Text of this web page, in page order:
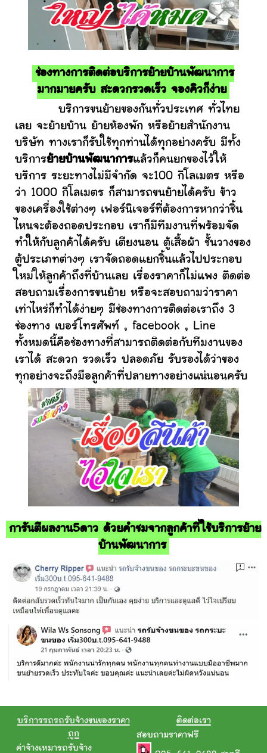
ช่องทางการติดต่อบริการย้ายบ้านพัฒนาการ
มากมายครับ สะดวกรวดเร็ว จองคิวก็ง่าย
บริการขนย้ายของกันทั่วประเทศ ทั่วไทย
เลย จะย้ายบ้าน ย้ายห้องพัก หรือย้ายสำนักงาน
บริษัท ทางเราก็รับใช้ทุกท่านได้ทุกอย่างครับ มีทั้ง
บริการย้ายบ้านพัฒนาการแล้วก็คนยกของไว้ให้
บริการ ระยะทางไม่มีจำกัด จะ100 กิโลเมตร หรือ
ว่า 1000 กิโลเมตร ก็สามารถขนย้ายได้ครับ ข้าว
ของเครื่องใช้ต่างๆ เฟอร์นิเจอร์ที่ต้องการหากว่าชิ้น
ไหนจะต้องถอดประกอบ เราก็มีทีมงานที่พร้อมจัด
ทำให้กับลูกค้าได้ครับ เตียงนอน ตู้เสื้อผ้า ชั้นวางของ
ตู้ประเภทต่างๆ เราจัดถอดแยกชิ้นแล้วไปประกอบ
ใหม่ให้ลูกค้าถึงที่บ้านเลย เรื่องราคาก็ไม่แพง ติดต่อ
สอบถามเรื่องการขนย้าย หรือจะสอบถามว่าราคา
เท่าไหร่ก็ทำได้ง่ายๆ มีช่องทางการติดต่อเราถึง 3
ช่องทาง เบอร์โทรศัพท์ , facebook , Line
ทั้งหมดนี้คือช่องทางที่สามารถติดต่อกับทีมงานของ
เราได้ สะดวก รวดเร็ว ปลอดภัย รับรองได้ว่าของ
ทุกอย่างจะถึงมือลูกค้าที่ปลายทางอย่างแน่นอนครับ
การันตีผลงาน5ดาว ด้วยคำชมจากลูกค้าที่ใช้บริการย้าย
บ้านพัฒนาการ
บริการรถรถรับจ้างขนของราคา
ถูก
ค่าจ้างเหมารถรับจ้าง
ติดต่อเรา
สอบถามราคาฟรี